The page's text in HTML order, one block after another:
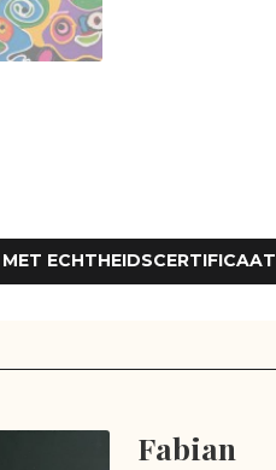
MET ECHTHEIDSCERTIFICAAT
Fabian